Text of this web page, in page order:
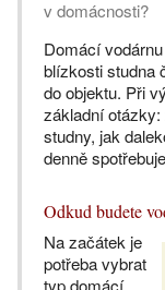
v domácnosti?
Domácí
blízkosti studna
do objektu. Při
základní
studny, jak
denně
Odkud budete
Na začátek je
potřeba vybrat
typ domácí